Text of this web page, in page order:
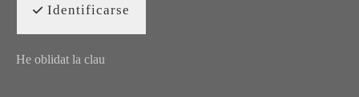
Identificarse
He oblidat la clau